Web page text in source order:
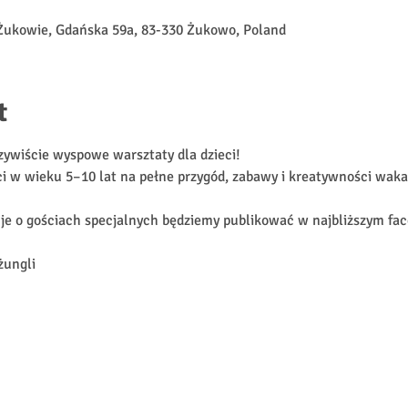
Gdańska 59a, 83-330 Żukowo, Poland
wyspowe warsztaty dla dzieci!
w wieku 5–10 lat na pełne przygód, zabawy i kreatywności
o gościach specjalnych będziemy publikować w najbliższym